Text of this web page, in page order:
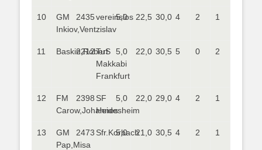
10
GM
Inkiov,Ventzislav
2435vereinslos
5,0 22,5 30,0 4 2 1
11 Baskin,Robert
2212TuS
Makkabi
Frankfurt
5,0 22,0 30,5 5 0 2
12
FM
Carow,Johannes
2398 SF
Heidesheim
5,0 22,0 29,0 4 2 1
13
GM
Pap,Misa
2473 Sfr.Korbach
5,0 21,0 30,5 4 2 1